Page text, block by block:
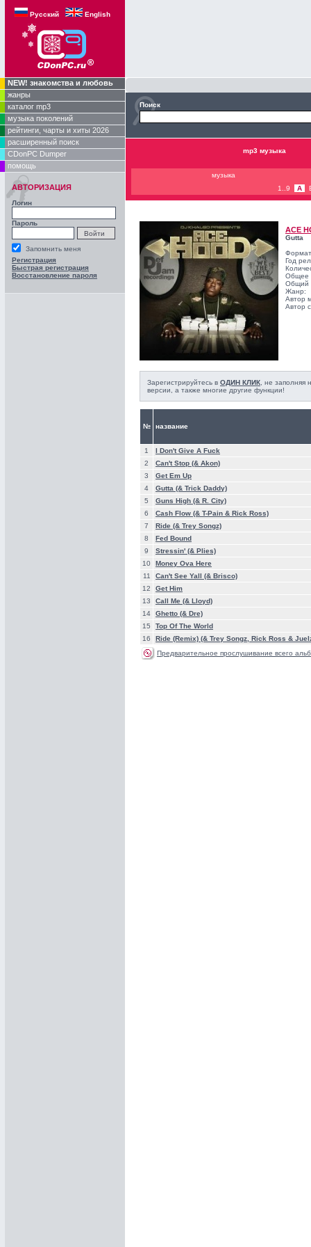
Русский English
NEW! знакомства и любовь
жанры
каталог mp3
музыка поколений
рейтинги, чарты и хиты 2026
расширенный поиск
CDonPC Dumper
помощь
АВТОРИЗАЦИЯ
Логин
Пароль
Запомнить меня
Регистрация
Быстрая регистрация
Восстановление пароля
Поиск
mp3 музыка
музыка
1..9
A
ACE
Gutta
Год
Общее
Общий
Жанр:
Автор
Автор
Зарегистрируйтесь в ОДИН КЛИК , не
версии, а также многие другие функции!
№ название
1
I Don't Give A Fuck
2
Can't Stop (& Akon)
3
Get Em Up
4
Gutta (& Trick Daddy)
5
Guns High (& R. City)
6
Cash Flow (& T-Pain & Rick Ross)
7
Ride (& Trey Songz)
8
Fed Bound
9
Stressin' (& Plies)
10
Money Ova Here
11
Can't See Yall (& Brisco)
12
Get Him
13
Call Me (& Lloyd)
14
Ghetto (& Dre)
15
Top Of The World
16
Ride (Remix) (& Trey Songz, Rick Ross &
Предварительное прослушивание всего